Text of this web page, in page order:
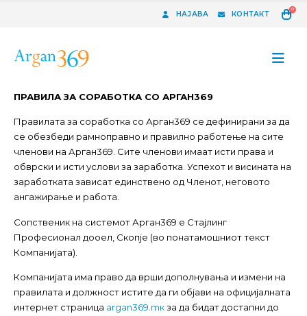
НАЈАВА КОНТАКТ
0
ПРАВИЛАЗА СОРАБОТКА СО АРГАН369
Правилата за соработка со Арган369 се дефинирани за да
се обезбеди рамноправно и правилно работење на сите
членови на Арган369. Сите членови имаат исти права и
обврски и исти услови за заработка. Успехот и висината на
заработката зависат единствено од Членот, неговото
ангажирање и работа.
Сопственик на системот Арган369 е Стајлинг
Професионал дооел, Скопје (во понатамошниот текст
Компанијата).
Компанијата има право да врши дополнувања и измени на
правилата и должност истите да ги објави на официјалната
интернет страница argan369.mкза да бидат достапни до